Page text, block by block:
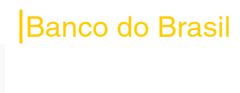
Banco do Brasil